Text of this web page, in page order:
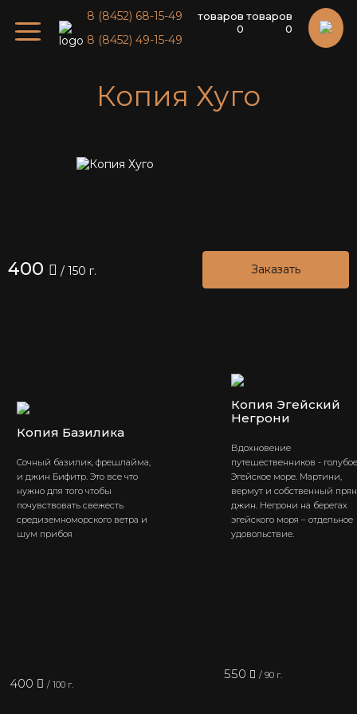
8 (8452) 68-15-49
8 (8452) 49-15-49
товаров
0
товаров
0
Копия Хуго
400 / 150 г. Заказать
Копия Базилика
Сочный базилик, фрешлайма,
и джин Бифитр. Это все что
нужно для того чтобы
почувствовать свежесть
средиземноморского ветра и
шум прибоя
400 / 100 г.
Копия Эгейский
Негрони
Вдохновение
путешественников - голубое
Эгейское море. Мартини,
вермут и собственный
джин. Негрони на берегах
эгейского моря – отдельное
удовольствие.
550 / 90 г.